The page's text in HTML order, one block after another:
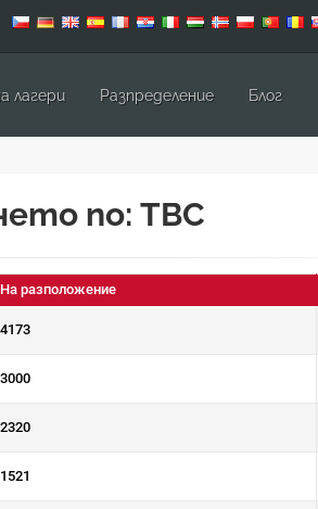
лагери Pазпределение Блог
по: TBC
На разположение
4173
3000
2320
1521